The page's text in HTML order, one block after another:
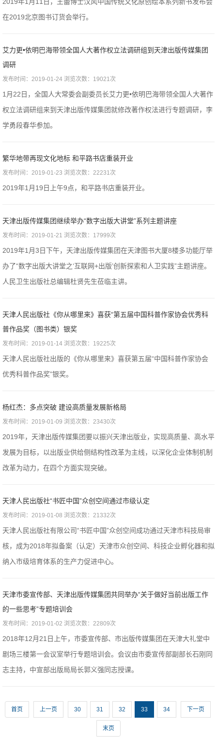
在2019北京图书订货会举行。
艾力更•依明巴海带领全国人大著作权立法调研组到天津出版传媒集团
调研
发布时间：2019-01-24 浏览次数：19021次
​1月22日，全国人大常委会副委员长艾力更•依明巴海带领全国人大著作
权立法调研组来到天津出版传媒集团就修改著作权法进行专题调研，李
学勇段春华参加。
繁华地带再现文化地标 和平路书店重装开业
发布时间：2019-01-23 浏览次数：22231次
​2019年1月19日上午9点，和平路书店重装开业。
天津出版传媒集团继续举办“数字出版大讲堂”系列主题讲座
发布时间：2019-01-21 浏览次数：17999次
2019年1月3日下午，天津出版传媒集团在天津图书大厦8楼多功能厅举
办了“数字出版大讲堂之‘互联网+出版’创新探索和人卫实践”主题讲座。
人民卫生出版社总编辑杜贤先生莅临主讲。
天津人民出版社《你从哪里来》喜获“第五届中国科普作家协会优秀科
普作品奖（图书类）银奖
发布时间：2019-01-14 浏览次数：19225次
天津人民出版社出版的《你从哪里来》喜获第五届“中国科普作家协会
优秀科普作品奖”银奖。
杨红杰：多点突破 建设高质量发展新格局
发布时间：2019-01-09 浏览次数：23430次
2019年，天津出版传媒集团要以振兴天津出版业，实现高质量、高水平
发展为目标，以出版业供给侧结构性改革为主线，以深化企业体制机制
改革为动力，在四个方面实现突破。
天津人民出版社“书匠中国”众创空间通过市级认定
发布时间：2019-01-08 浏览次数：21332次
天津人民出版社有限公司“书匠中国”众创空间成功通过天津市科技局审
核，成为2018年拟备案（认定）天津市众创空间、科技企业孵化器和拟
纳入市级培育体系的生产力促进中心。
天津市委宣传部、天津出版传媒集团共同举办“关于做好当前出版工作
的一些思考”专题培训会
发布时间：2019-01-02 浏览次数：22809次
2018年12月21日上午，市委宣传部、市出版传媒集团在天津大礼堂中
剧场三楼第一会议室举行专题培训会。会议由市委宣传部副部长石刚同
志主持，中宣部出版局局长郭义强同志授课。
首页 上一页 30 31 32 33 34 下一页
末页